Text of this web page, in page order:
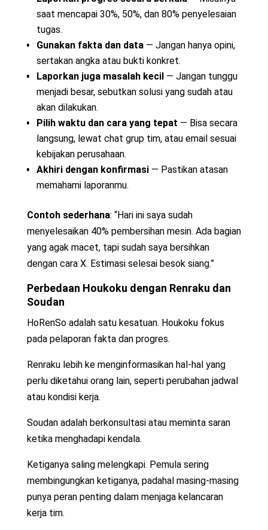
saat mencapai 30%, 50%, dan 80% penyelesaian
tugas.
Gunakan fakta dan data— Jangan hanya opini,
sertakan angka atau bukti konkret.
Laporkan juga masalah kecil— Jangan tunggu
menjadi besar, sebutkan solusi yang sudah atau
akan dilakukan.
Pilih waktu dan cara yang tepat — Bisa secara
langsung, lewat chat grup tim, atau email sesuai
kebijakan perusahaan.
Akhiri dengan konfirmasi— Pastikan atasan
memahami laporanmu.
Contoh sederhana: “Hari ini saya sudah
menyelesaikan 40% pembersihan mesin. Ada bagian
yang agak macet, tapi sudah saya bersihkan
dengan cara X. Estimasi selesai besok siang.”
Perbedaan Houkoku dengan Renraku dan
Soudan
HoRenSo adalah satu kesatuan. Houkoku fokus
pada pelaporan fakta dan progres.
Renraku lebih ke menginformasikan hal-hal yang
perlu diketahui orang lain, seperti perubahan jadwal
atau kondisi kerja.
Soudan adalah berkonsultasi atau meminta saran
ketika menghadapi kendala.
Ketiganya saling melengkapi. Pemula sering
membingungkan ketiganya, padahal masing-masing
punya peran penting dalam menjaga kelancaran
kerja tim.